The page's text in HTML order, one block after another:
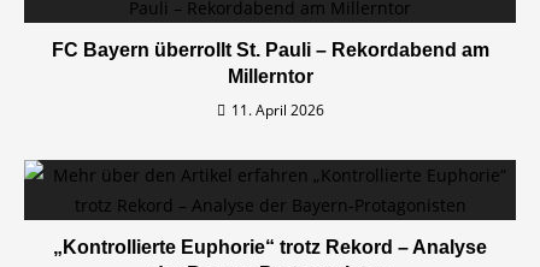
FC Bayern überrollt St. Pauli – Rekordabend am
Millerntor
11. April 2026
„Kontrollierte Euphorie“ trotz Rekord – Analyse